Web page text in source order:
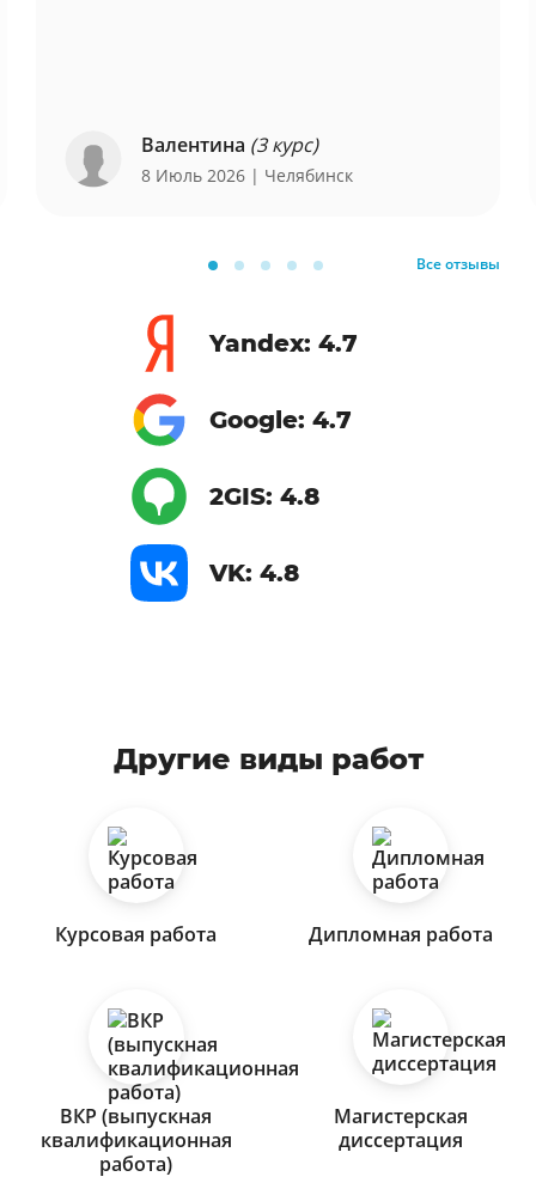
Валентина (3 курс)
8 Июль 2026 | Челябинск
Все отзывы
Yandex: 4.7
Google: 4.7
2GIS: 4.8
VK: 4.8
Другие виды работ
Курсовая работа Дипломная работа
ВКР (выпускная
квалификационная
работа)
Магистерская
диссертация